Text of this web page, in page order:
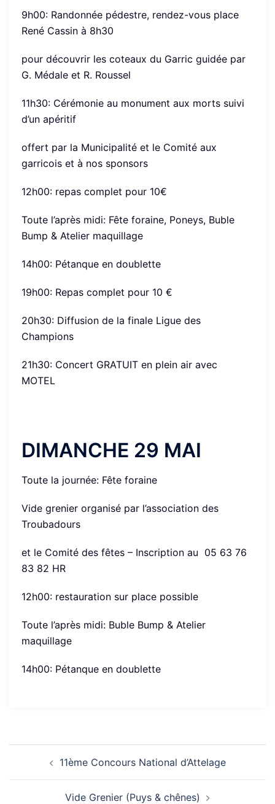
9h00: Randonnée pédestre, rendez-vous place
René Cassin à 8h30
pour découvrir les coteaux du Garric guidée par
G. Médale et R. Roussel
11h30: Cérémonie au monument aux morts suivi
d’un apéritif
offert par la Municipalité et le Comité aux
garricois et à nos sponsors
12h00: repas complet pour 10€
Toute l’après midi: Fête foraine, Poneys, Buble
Bump & Atelier maquillage
14h00: Pétanque en doublette
19h00: Repas complet pour 10 €
20h30: Diffusion de la finale Ligue des
Champions
21h30: Concert GRATUIT en plein air avec
MOTEL
DIMANCHE 29 MAI
Toute la journée: Fête foraine
Vide grenier organisé par l’association des
Troubadours
et le Comité des fêtes – Inscription au 05 63 76
83 82 HR
12h00: restauration sur place possible
Toute l’après midi: Buble Bump & Atelier
maquillage
14h00: Pétanque en doublette
d’article11ème Concours National d’Attelage
Vide Grenier (Puys & chênes)